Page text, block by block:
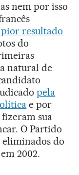
nem por isso
resultado
do
natural de
pela
e por
sua
O Partido
eliminados do
2002.